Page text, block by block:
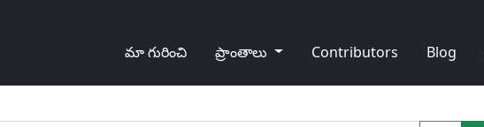
మా గురించి ప్రాంతాలు Contributors Blog